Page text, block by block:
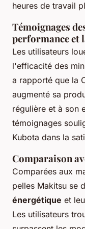
heures de travail
Témoignages
performance et
Les utilisateurs
l'efficacité des
a rapporté que la
augmenté sa
régulière et à son
témoignages
Kubota dans la
Comparaison
Comparées aux
pelles Makitsu se
énergétique et
Les utilisateurs